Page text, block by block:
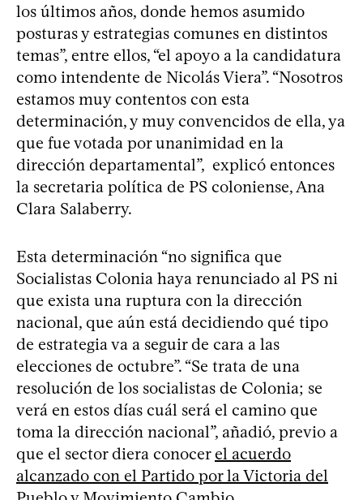
los últimos años, donde hemos asumido
posturas y estrategias comunes en distintos
temas”, entre ellos, “el apoyo a la candidatura
como intendente de Nicolás Viera”. “Nosotros
estamos muy contentos con esta
determinación, y muy convencidos de ella, ya
que fue votada por unanimidad en la
dirección departamental”, explicó entonces
la secretaria política de PS coloniense, Ana
Clara Salaberry.
Esta determinación “no significa que
Socialistas Colonia haya renunciado al PS ni
que exista una ruptura con la dirección
nacional, que aún está decidiendo qué tipo
de estrategia va a seguir de cara a las
elecciones de octubre”. “Se trata de una
resolución de los socialistas de Colonia; se
verá en estos días cuál será el camino que
toma la dirección nacional”, añadió, previo a
que el sector diera conocerel acuerdo
alcanzado con el Partido por la Victoria del